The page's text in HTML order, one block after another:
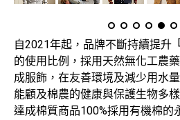
自2021年起，品牌不斷持續提升
的使用比例，採用天然無化工農
成服飾，在友善環境及減少用水
能顧及棉農的健康與保護生物多
達成棉質商品100%採用有機棉的